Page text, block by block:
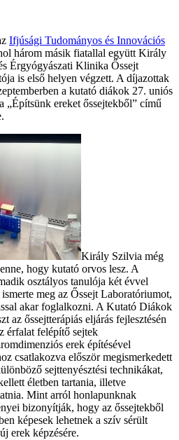
Ifjúsági Tudományos és Innovációs
három másik fiatallal együtt Király
Érgyógyászati Klinika Őssejt
is első helyen végzett. A díjazottak
a kutató diákok 27. uniós
ereket őssejtekből” című
Király Szilvia még
hogy kutató orvos lesz. A
osztályos tanulója két évvel
meg az Őssejt Laboratóriumot,
akar foglalkozni. A Kutató Diákok
az őssejtterápiás eljárás fejlesztésén
érfalat felépítő sejtek
erek építésével
csatlakozva először megismerkedett
sejttenyésztési technikákat,
életben tartania, illetve
Mint arról honlapunknak
bizonyítják, hogy az őssejtekből
képesek lehetnek a szív sérült
erek képzésére.